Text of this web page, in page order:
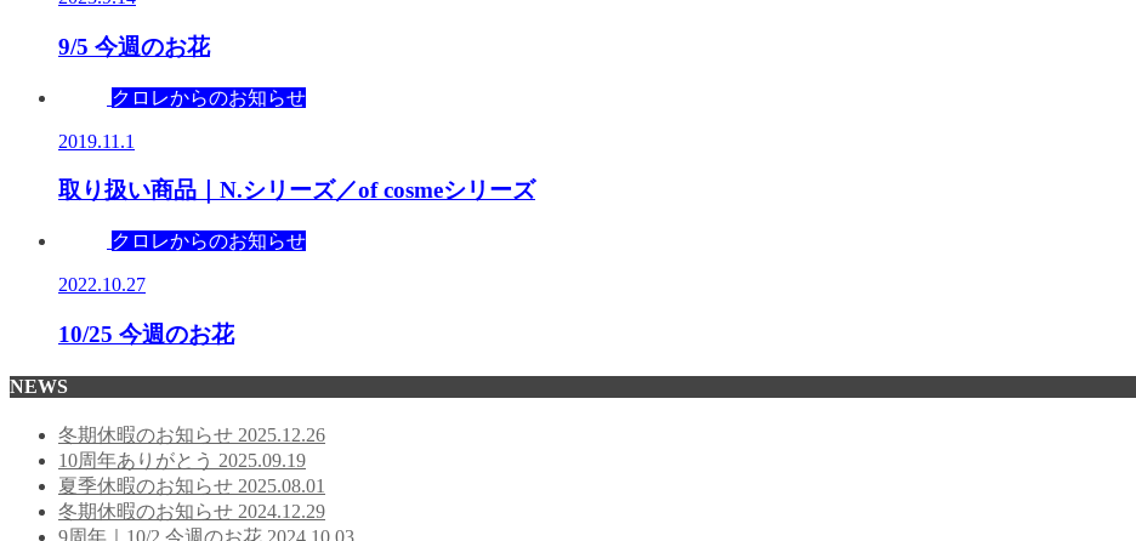
9/5 今週のお花
クロレからのお知らせ
2019.11.1
取り扱い商品｜N.シリーズ／of cosmeシリーズ
クロレからのお知らせ
2022.10.27
10/25 今週のお花
NEWS
冬期休暇のお知らせ 2025.12.26
10周年ありがとう 2025.09.19
夏季休暇のお知らせ 2025.08.01
冬期休暇のお知らせ 2024.12.29